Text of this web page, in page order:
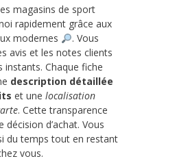
magasins de sport
rapidement grâce aux
modernes
. Vous
avis et les notes clients
instants. Chaque fiche
description détaillée
et une localisation
. Cette transparence
décision d’achat. Vous
du temps tout en restant
vous.